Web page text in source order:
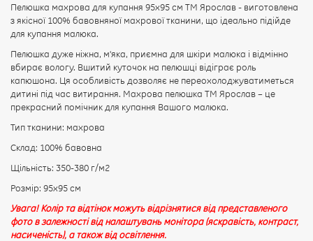
Пелюшка махрова для купання 95х95 см ТМ Ярослав - виготовлена
з якісної 100% бавовняної махрової тканини, що ідеально підійде
для купання малюка.
Пелюшка дуже ніжна, м'яка, приємна для шкіри малюка і відмінно
вбирає вологу. Вшитий куточок на пелюшці відіграє роль
капюшона. Ця особливість дозволяє не переохолоджуватиметься
дитині під час витирання. Махрова пелюшка ТМ Ярослав – це
прекрасний помічник для купання Вашого малюка.
Тип тканини: махрова
Склад: 100% бавовна
Щільність: 350-380 г/м2
Розмір: 95х95 см
Увага! Колір та відтінок можуть відрізнятися від представленого
фото в залежності від налаштувань монітора (яскравість, контраст,
насиченість), а також від освітлення.
Рейтинг:
ПРОДОВЖИТИ